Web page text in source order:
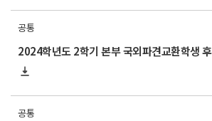
공통
2024학년도 2학기 본부 국외파견교환학생
공통